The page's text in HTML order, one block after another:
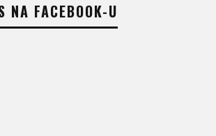
NA FACEBOOK-U